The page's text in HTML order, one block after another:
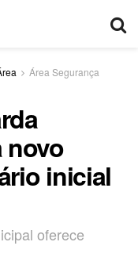
Área Segurança
novo
inicial
oferece